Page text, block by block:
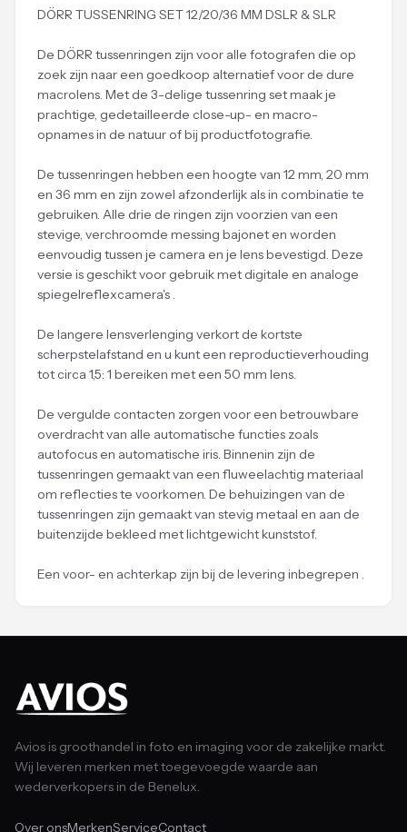
DÖRR TUSSENRING SET 12/20/36 MM DSLR & SLR
De DÖRR tussenringen zijn voor alle fotografen die op
zoek zijn naar een goedkoop alternatief voor de dure
macrolens. Met de 3-delige tussenring set maak je
prachtige, gedetailleerde close-up- en macro-
opnames in de natuur of bij productfotografie.
De tussenringen hebben een hoogte van 12 mm, 20 mm
en 36 mm en zijn zowel afzonderlijk als in combinatie te
gebruiken. Alle drie de ringen zijn voorzien van een
stevige, verchroomde messing bajonet en worden
eenvoudig tussen je camera en je lens bevestigd. Deze
versie is geschikt voor gebruik met digitale en analoge
spiegelreflexcamera's .
De langere lensverlenging verkort de kortste
scherpstelafstand en u kunt een reproductieverhouding
tot circa 1,5: 1 bereiken met een 50 mm lens.
De vergulde contacten zorgen voor een betrouwbare
overdracht van alle automatische functies zoals
autofocus en automatische iris. Binnenin zijn de
tussenringen gemaakt van een fluweelachtig materiaal
om reflecties te voorkomen. De behuizingen van de
tussenringen zijn gemaakt van stevig metaal en aan de
buitenzijde bekleed met lichtgewicht kunststof.
Een voor- en achterkap zijn bij de levering inbegrepen .
Avios is groothandel in foto en imaging voor de zakelijke markt.
Wij leveren merken met toegevoegde waarde aan
wederverkopers in de Benelux.
Over onsMerkenServiceContact